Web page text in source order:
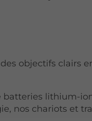
objectifs clairs
lithium-
nos chariots et